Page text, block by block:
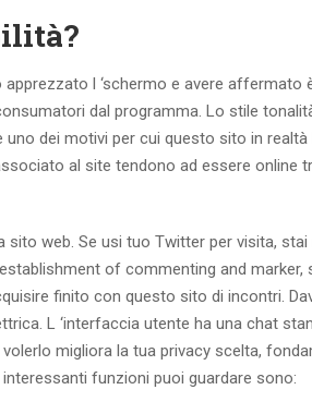
l ‘schermo e avere affermato
dal programma. Lo stile
dei motivi per cui questo sito in
al site tendono ad essere online
sito web. Se usi tuo Twitter per visita,
of commenting and marker,
finito con questo sito di incontri.
L ‘interfaccia utente ha una chat
migliora la tua privacy scelta,
funzioni puoi guardare sono: